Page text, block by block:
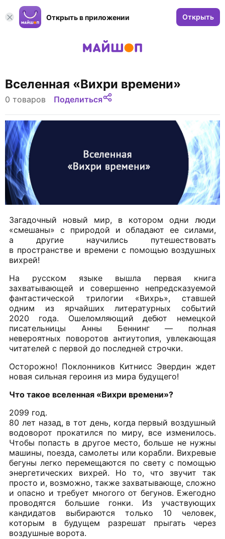
Открыть в приложении Открыть
Вселенная «Вихри времени»
0 товаров Поделиться
Загадочный новый мир, в котором одни люди
«смешаны» с природой и обладают ее силами,
а другие научились путешествовать
в пространстве и времени с помощью воздушных
вихрей!
На русском языке вышла первая книга
захватывающей и совершенно непредсказуемой
фантастической трилогии «Вихрь», ставшей
одним из ярчайших литературных событий
2020 года. Ошеломляющий дебют немецкой
писательницы Анны Беннинг — полная
невероятных поворотов антиутопия, увлекающая
читателей с первой до последней строчки.
Осторожно! Поклонников Китнисс Эвердин ждет
новая сильная героиня из мира будущего!
Что такое вселенная «Вихри времени»?
2099 год.
80 лет назад, в тот день, когда первый воздушный
водоворот прокатился по миру, все изменилось.
Чтобы попасть в другое место, больше не нужны
машины, поезда, самолеты или корабли. Вихревые
бегуны легко перемещаются по свету с помощью
энергетических вихрей. Но то, что звучит так
просто и, возможно, также захватывающе, сложно
и опасно и требует многого от бегунов. Ежегодно
проводятся большие гонки. Из участвующих
кандидатов выбираются только 10 человек,
которым в будущем разрешат прыгать через
воздушные ворота.